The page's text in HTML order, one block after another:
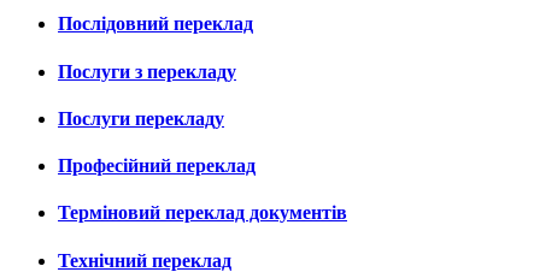
Послідовний переклад
Послуги з перекладу
Послуги перекладу
Професійний переклад
Терміновий переклад документів
Технічний переклад